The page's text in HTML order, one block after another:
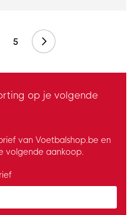
5 Volgende
op je volgende
van Voetbalshop.be en
volgende aankoop.
privacy policy to subscribe to